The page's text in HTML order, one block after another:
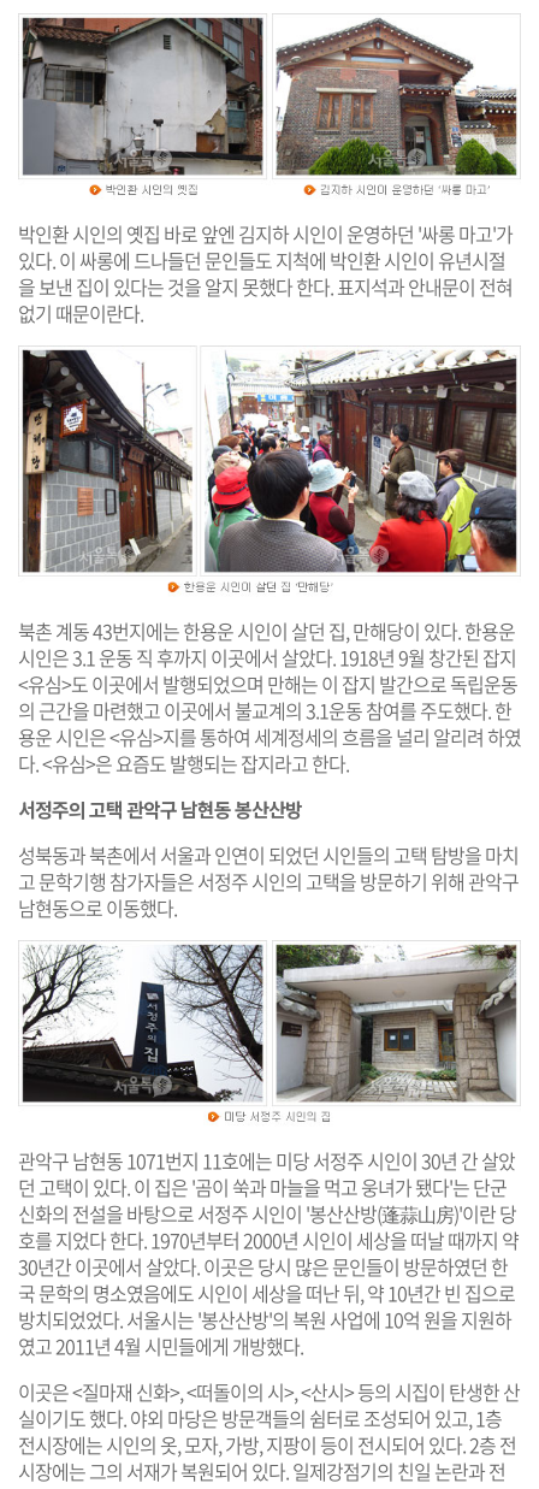
박인환 시인의 옛집 바로 앞엔 김지하 시인이 운영하던 '싸롱 마고'가
있다. 이 싸롱에 드나들던 문인들도 지척에 박인환 시인이 유년시절
을 보낸 집이 있다는 것을 알지 못했다 한다. 표지석과 안내문이 전혀
없기 때문이란다.
북촌 계동 43번지에는 한용운 시인이 살던 집, 만해당이 있다. 한용운
시인은 3.1 운동 직 후까지 이곳에서 살았다. 1918년 9월 창간된 잡지
<유심>도 이곳에서 발행되었으며 만해는 이 잡지 발간으로 독립운동
의 근간을 마련했고 이곳에서 불교계의 3.1운동 참여를 주도했다. 한
용운 시인은 <유심>지를 통하여 세계정세의 흐름을 널리 알리려 하였
다. <유심>은 요즘도 발행되는 잡지라고 한다.
서정주의 고택 관악구 남현동 봉산산방
성북동과 북촌에서 서울과 인연이 되었던 시인들의 고택 탐방을 마치
고 문학기행 참가자들은 서정주 시인의 고택을 방문하기 위해 관악구
남현동으로 이동했다.
관악구 남현동 1071번지 11호에는 미당 서정주 시인이 30년 간 살았
던 고택이 있다. 이 집은 '곰이 쑥과 마늘을 먹고 웅녀가 됐다'는 단군
신화의 전설을 바탕으로 서정주 시인이 '봉산산방(蓬蒜山房)'이란 당
호를 지었다 한다. 1970년부터 2000년 시인이 세상을 떠날 때까지 약
30년간 이곳에서 살았다. 이곳은 당시 많은 문인들이 방문하였던 한
국 문학의 명소였음에도 시인이 세상을 떠난 뒤, 약 10년간 빈 집으로
방치되었었다. 서울시는 '봉산산방'의 복원 사업에 10억 원을 지원하
였고 2011년 4월 시민들에게 개방했다.
이곳은 <질마재 신화>, <떠돌이의 시>, <산시> 등의 시집이 탄생한 산
실이기도 했다. 야외 마당은 방문객들의 쉼터로 조성되어 있고, 1층
전시장에는 시인의 옷, 모자, 가방, 지팡이 등이 전시되어 있다. 2층 전
시장에는 그의 서재가 복원되어 있다. 일제강점기의 친일 논란과 전